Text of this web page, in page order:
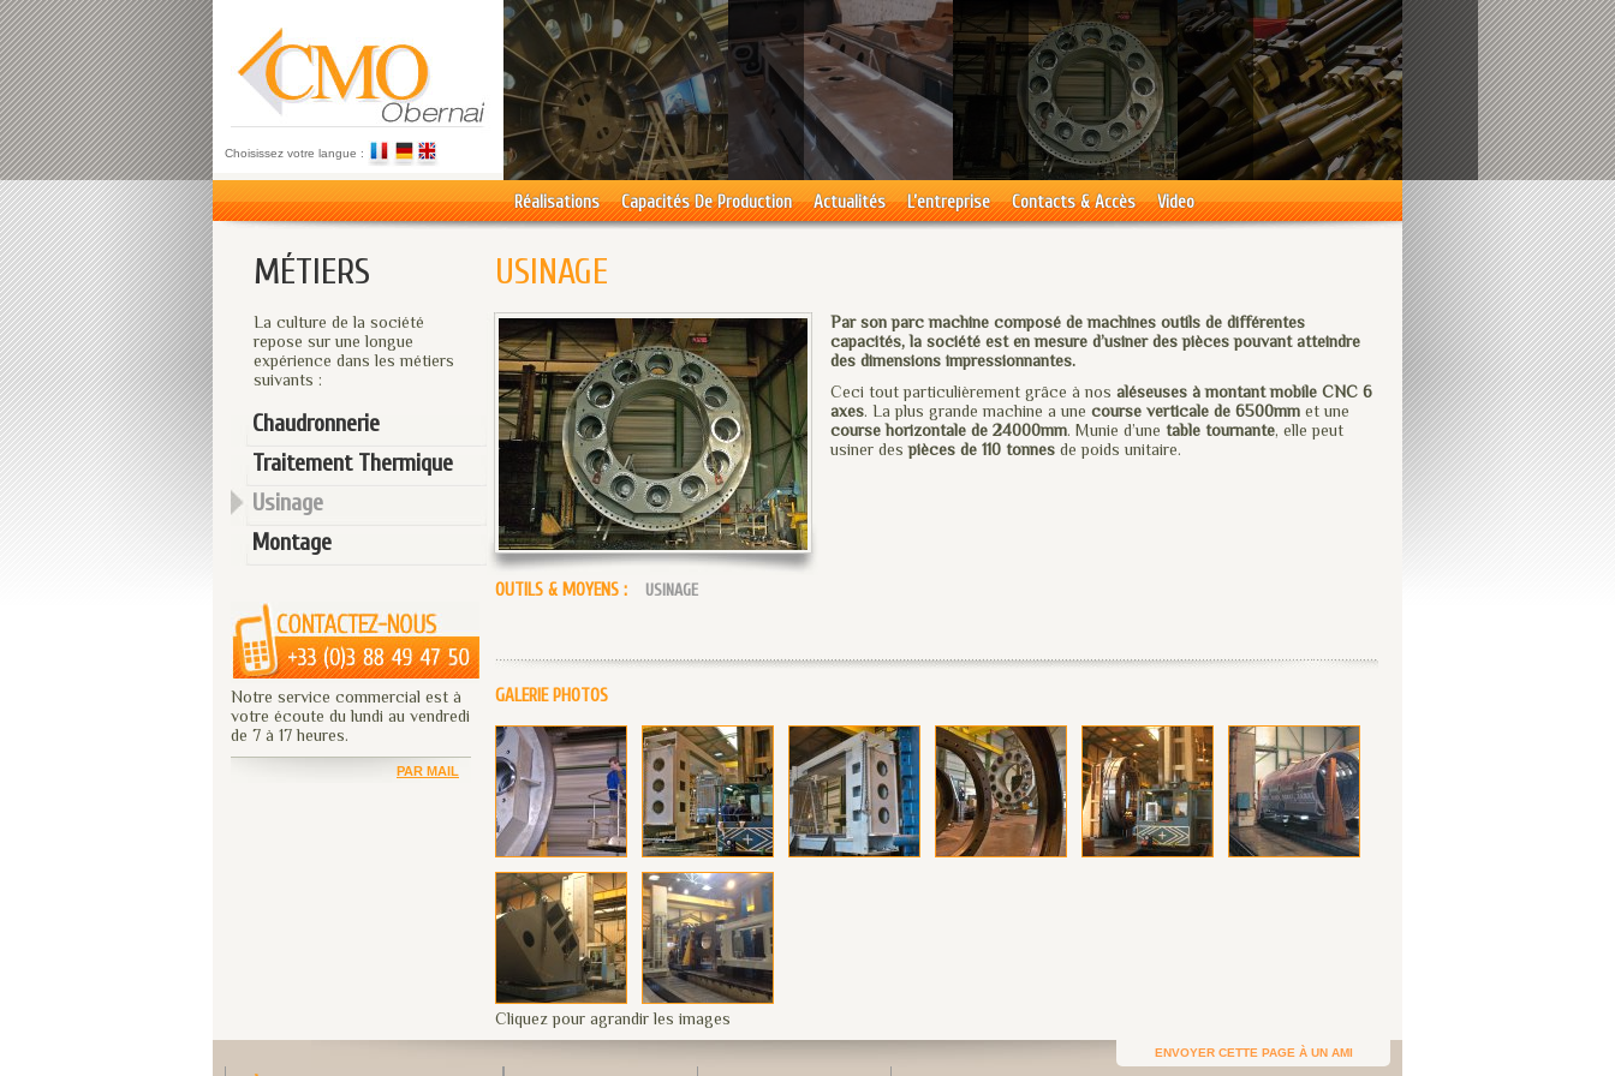
Choisissez votre langue :
Réalisations Capacités De Production Actualités L’entreprise Contacts & Accès Video
MÉTIERS
La culture de la société
repose sur une longue
expérience dans les métiers
suivants :
Chaudronnerie
Traitement Thermique
Usinage
Montage
Notre service commercial est à
votre écoute du lundi au vendredi
de 7 à 17 heures.
PAR MAIL
USINAGE
Par son parc machine composé de machines outils de différentes
capacités, la société est en mesure d’usiner des pièces pouvant atteindre
des dimensions impressionnantes.
Ceci tout particulièrement grâce à nos aléseuses à montant mobile CNC 6
axes. La plus grande machine a une course verticale de 6500mm et une
course horizontale de 24000mm. Munie d’une table tournante, elle peut
usiner despièces de 110 tonnes de poids unitaire.
OUTILS & MOYENS : USINAGE
GALERIE PHOTOS
Cliquez pour agrandir les images
ENVOYER CETTE PAGE À UN AMI